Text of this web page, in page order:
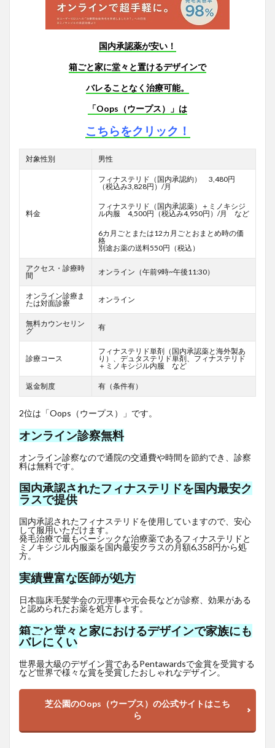
国内承認薬が安い！
箱ごと家に堂々と置けるデザインで
バレることなく治療可能。
「Oops（ウープス）」は
こちらをクリック！
対象性別 男性
料金
フィナステリド（国内承認約） 3,480円
（税込み3,828円）/月
フィナステリド（国内承認薬）＋ミノキシジ
ル内服 4,500円（税込み4,950円）/月 など
6カ月ごとまたは12カ月ごとおまとめ時の価
格
別途お薬の送料550円（税込）
アクセス・診療時
間
オンライン（午前9時~午後11:30）
オンライン診療ま
たは対面診療
オンライン
無料カウンセリン
グ
有
診療コース
フィナステリド単剤（国内承認薬と海外製あ
り）、デュタステリド単剤、フィナステリド
＋ミノキシジル内服 など
返金制度 有（条件有）
2位は「Oops（ウープス）」です。
オンライン診察無料
オンライン診察なので通院の交通費や時間を節約でき、診察
料は無料です。
国内承認されたフィナステリドを国内最安ク
ラスで提供
国内承認されたフィナステリドを使用していますので、安心
して服用いただけます。
発毛治療で最もベーシックな治療薬であるフィナステリドと
ミノキシジル内服薬を国内最安クラスの月額6,358円から処
方。
実績豊富な医師が処方
日本臨床毛髪学会の元理事や元会長などが診察、効果がある
と認められたお薬を処方します。
箱ごと堂々と家におけるデザインで家族にも
バレにくい
世界最大級のデザイン賞であるPentawardsで金賞を受賞する
など世界で様々な賞を受賞したおしゃれなデザイン。
芝公園のOops（ウープス）の公式サイトはこち
ら